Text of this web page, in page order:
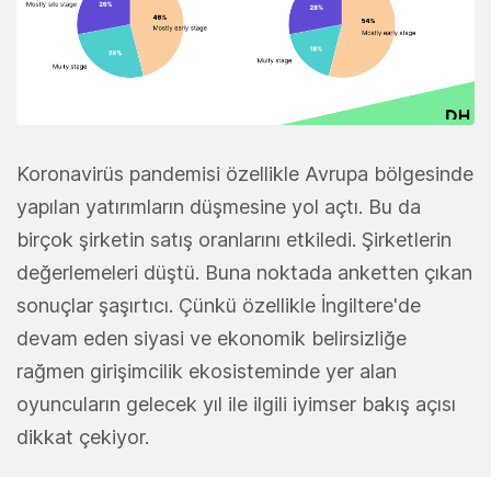
Koronavirüs pandemisi özellikle Avrupa bölgesinde
yapılan yatırımların düşmesine yol açtı. Bu da
birçok şirketin satış oranlarını etkiledi. Şirketlerin
değerlemeleri düştü. Buna noktada anketten çıkan
sonuçlar şaşırtıcı. Çünkü özellikle İngiltere'de
devam eden siyasi ve ekonomik belirsizliğe
rağmen girişimcilik ekosisteminde yer alan
oyuncuların gelecek yıl ile ilgili iyimser bakış açısı
dikkat çekiyor.